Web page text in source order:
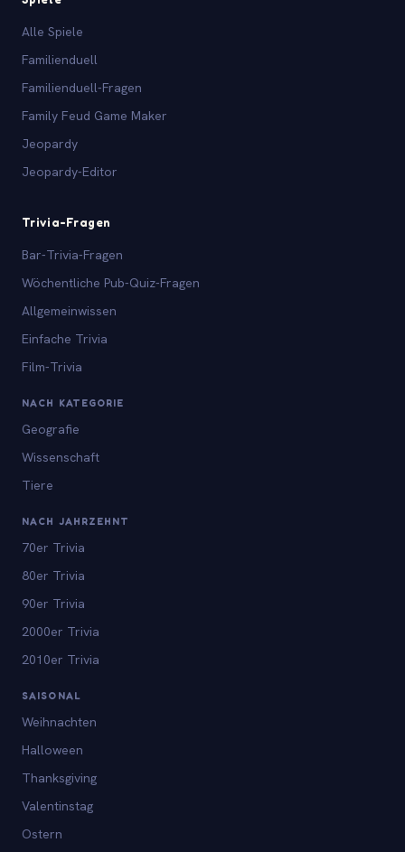
Alle Spiele
Familienduell
Familienduell-Fragen
Family Feud Game Maker
Jeopardy
Jeopardy-Editor
Trivia-Fragen
Bar-Trivia-Fragen
Wöchentliche Pub-Quiz-Fragen
Allgemeinwissen
Einfache Trivia
Film-Trivia
NACH KATEGORIE
Geografie
Wissenschaft
Tiere
NACH JAHRZEHNT
70er Trivia
80er Trivia
90er Trivia
2000er Trivia
2010er Trivia
SAISONAL
Weihnachten
Halloween
Thanksgiving
Valentinstag
Ostern